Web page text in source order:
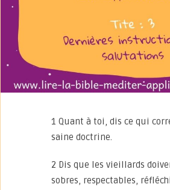
1 Quant à toi, dis ce qui
saine doctrine.
2 Dis que les vieillards
sobres, respectables,